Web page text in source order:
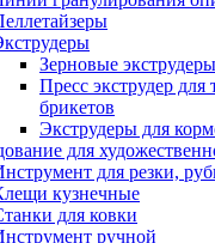
Зерновые экструдеры
Пресс экструдер
брикетов
Экструдеры для
для
для резки,
кузнечные
для ковки
ручной